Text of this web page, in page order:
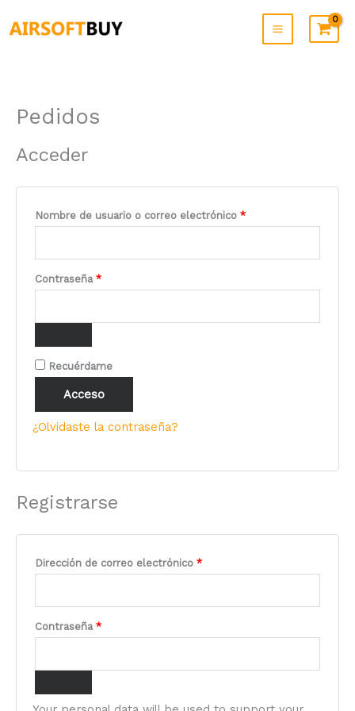
contenido
Pedidos
Acceder
Nombre de usuario o correo electrónico *
Contraseña *
Recuérdame
Acceso
¿Olvidaste la contraseña?
Registrarse
Dirección de correo electrónico *
Contraseña *